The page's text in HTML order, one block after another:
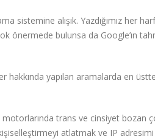
sistemine alışık. Yazdığımız her
önermede bulunsa da Google’ın
yapılan aramalarda en
trans ve cinsiyet bozan
atlatmak ve IP